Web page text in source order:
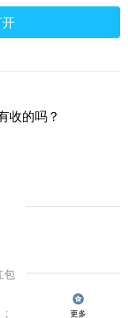
收的吗？
包
更多